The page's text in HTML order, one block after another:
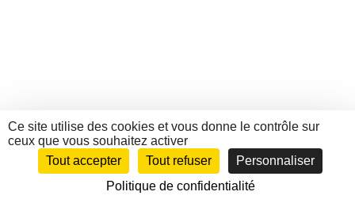
Ce site utilise des cookies et vous donne le contrôle sur
ceux que vous souhaitez activer
Tout accepter
Tout refuser
Personnaliser
Politique de confidentialité